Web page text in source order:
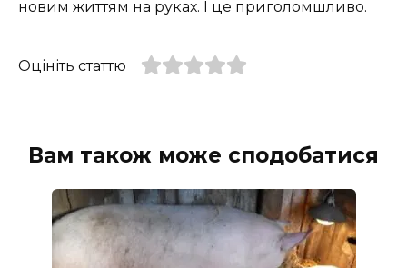
новим життям на руках. І це приголомшливо.
Оцініть статтю
Вам також може сподобатися